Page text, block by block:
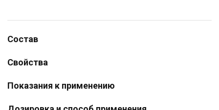
Состав
Свойства
Показания к применению